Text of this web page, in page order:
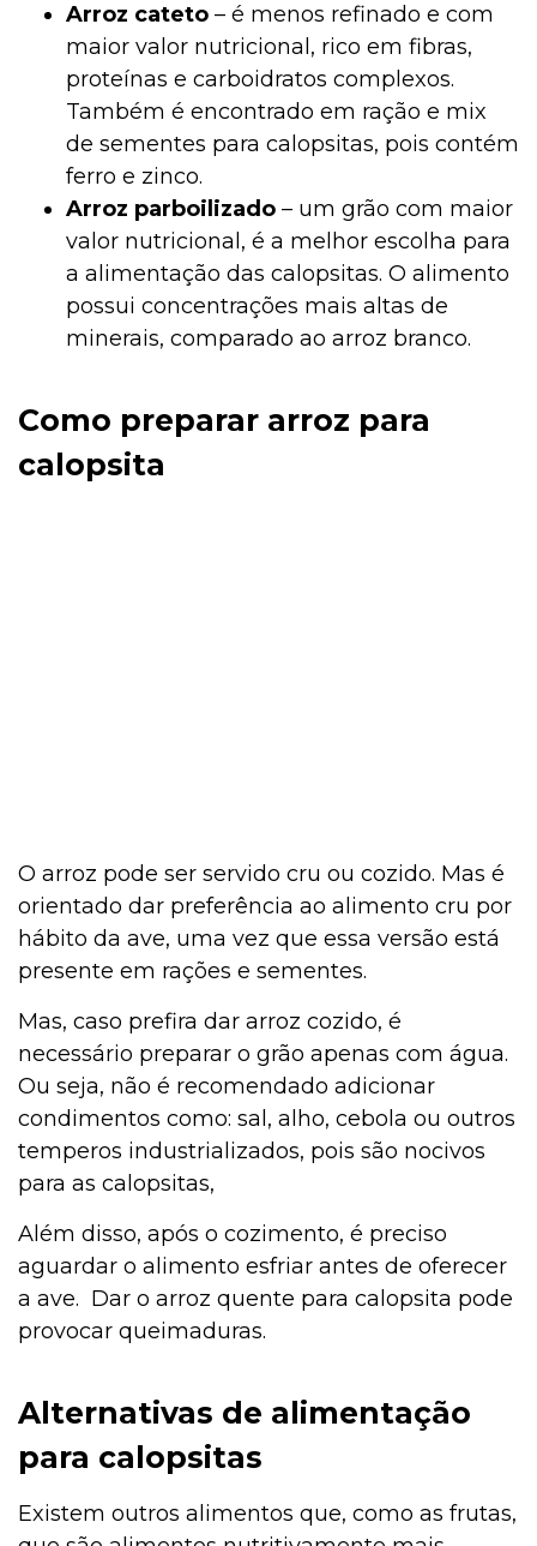
Arroz cateto – é menos refinado e com
maior valor nutricional, rico em fibras,
proteínas e carboidratos complexos.
Também é encontrado em ração e mix
de sementes para calopsitas, pois contém
ferro e zinco.
Arroz parboilizado – um grão com maior
valor nutricional, é a melhor escolha para
a alimentação das calopsitas. O alimento
possui concentrações mais altas de
minerais, comparado ao arroz branco.
Como preparar arroz para
calopsita
O arroz pode ser servido cru ou cozido. Mas é
orientado dar preferência ao alimento cru por
hábito da ave, uma vez que essa versão está
presente em rações e sementes.
Mas, caso prefira dar arroz cozido, é
necessário preparar o grão apenas com água.
Ou seja, não é recomendado adicionar
condimentos como: sal, alho, cebola ou outros
temperos industrializados, pois são nocivos
para as calopsitas,
Além disso, após o cozimento, é preciso
aguardar o alimento esfriar antes de oferecer
a ave. Dar o arroz quente para calopsita pode
provocar queimaduras.
Alternativas de alimentação
para calopsitas
Existem outros alimentos que, como as frutas,